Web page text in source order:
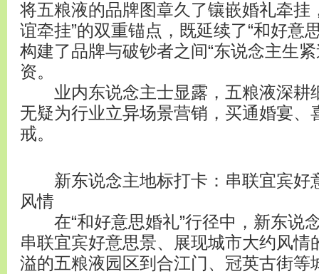
将五粮液的品牌图章久了镶嵌婚礼牵挂
谊牵挂”的双重锚点，既延续了“和好意
构建了品牌与破钞者之间“东说念主生
资。
业内东说念主士显露，五粮液深耕
无疑为行业立异场景营销，买通婚宴、
戒。
新东说念主地标打卡：串联宜宾好
风情
在“和好意思婚礼”行径中，新东说
串联宜宾好意思景、展现城市大约风情
溢的五粮液园区到合江门、冠英古街等